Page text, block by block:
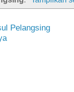
Pelangsing